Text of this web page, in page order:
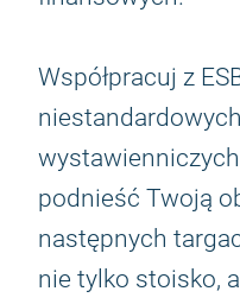
Współpracuj z
podnieść Twoją
następnych
nie tylko stoisko,